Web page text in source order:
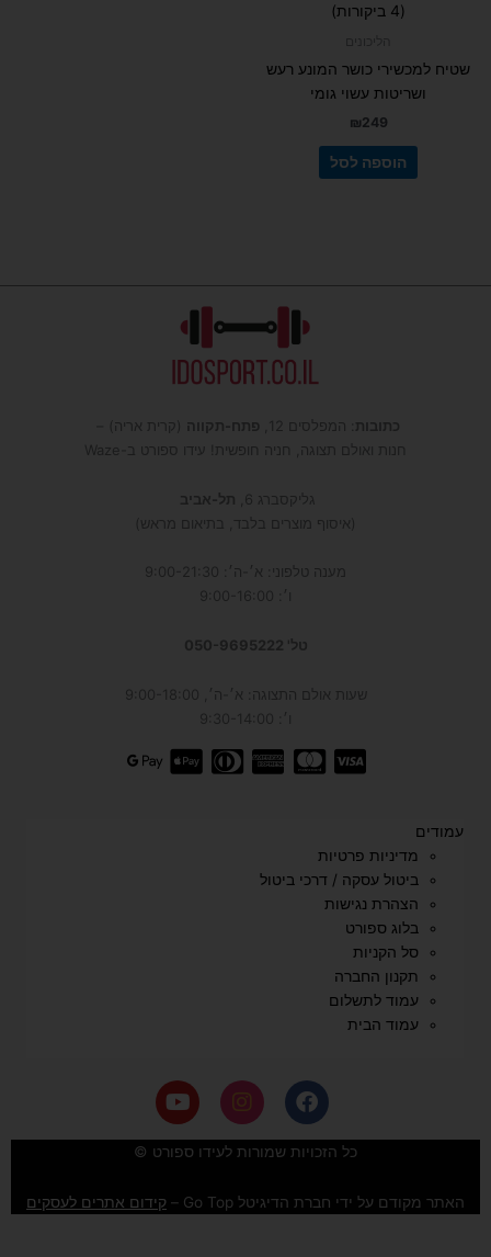
5.00
(4 ביקורות)
שטיח למכשירי כושר המונע רעש
ושריטות עשוי גומי
₪249
הוספה לסל
כתובות : המפלסים 12, פתח-תקווה (קרית אריה) –
חנות ואולם תצוגה, חניה חופשית! עידו ספורט ב-Waze
גליקסברג 6,
תל-אביב
(איסוף מוצרים בלבד, בתיאום מראש)
מענה טלפוני: א׳-ה׳: 9:00-21:30
ו׳: 9:00-16:00
טל' 050-9695222
שעות אולם התצוגה: א׳-ה׳, 9:00-18:00
ו׳: 9:30-14:00
עמודים
מדיניות פרטיות
ביטול עסקה / דרכי ביטול
הצהרת נגישות
בלוג ספורט
סל הקניות
תקנון החברה
עמוד לתשלום
עמוד הבית
F
a
c
e
o
o
I
n
s
t
g
r
Y
o
u
t
b
e
כל הזכויות שמורות לעידו ספורט ©
האתר מקודם על ידי חברת הדיגיטל Go Top – קידום אתרים לעסקים